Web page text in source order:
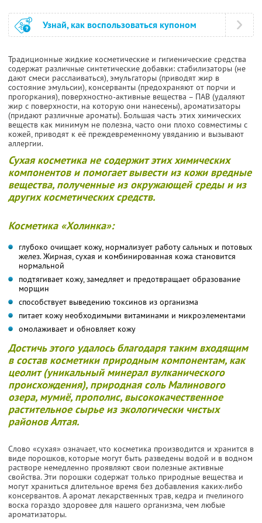
Узнай, как воспользоваться купоном
Традиционные жидкие косметические и гигиенические средства
содержат различные синтетические добавки: стабилизаторы (не
дают смеси расслаиваться), эмульгаторы (приводят жир в
состояние эмульсии), консерванты (предохраняют от порчи и
прогоркания), поверхностно-активные вещества – ПАВ (удаляют
жир с поверхности, на которую они нанесены), ароматизаторы
(придают различные ароматы). Большая часть этих химических
веществ как минимум не полезна, часто они плохо совместимы с
кожей, приводят к её преждевременному увяданию и вызывают
аллергии.
Сухая косметика не содержит этих химических
компонентов и помогает вывести из кожи вредные
вещества, полученные из окружающей среды и из
других косметических средств.
Косметика «Холинка»:
глубоко очищает кожу, нормализует работу сальных и потовых
желез. Жирная, сухая и комбинированная кожа становится
нормальной
подтягивает кожу, замедляет и предотвращает образование
морщин
способствует выведению токсинов из организма
питает кожу необходимыми витаминами и микроэлементами
омолаживает и обновляет кожу
Достичь этого удалось благодаря таким входящим
в состав косметики природным компонентам, как
цеолит (уникальный минерал вулканического
происхождения), природная соль Малинового
озера, мумиё, прополис, высококачественное
растительное сырье из экологически чистых
районов Алтая.
Слово «сухая» означает, что косметика производится и хранится в
виде порошков, которые могут быть разведены водой и в водном
растворе немедленно проявляют свои полезные активные
свойства. Эти порошки содержат только природные вещества и
могут храниться длительное время без добавления каких-либо
консервантов. А аромат лекарственных трав, кедра и пчелиного
воска гораздо здоровее для нашего организма, чем любые
ароматизаторы.